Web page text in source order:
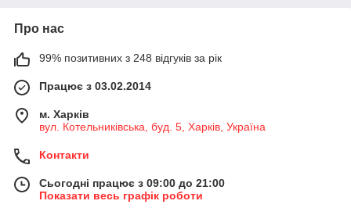
Про нас
99% позитивних з 248 відгуків за рік
Працює з 03.02.2014
м. Харків
вул. Котельниківська, буд. 5, Харків, Україна
Контакти
Сьогодні працює з 09:00 до 21:00
Показати весь графік роботи